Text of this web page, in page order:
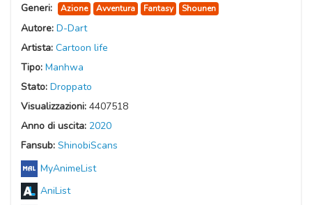
Generi:
Azione Avventura Fantasy Shounen
Autore: D-Dart
Artista: Cartoon life
Tipo: Manhwa
Stato: Droppato
Visualizzazioni: 4407518
Anno di uscita: 2020
Fansub: ShinobiScans
MyAnimeList
AniList